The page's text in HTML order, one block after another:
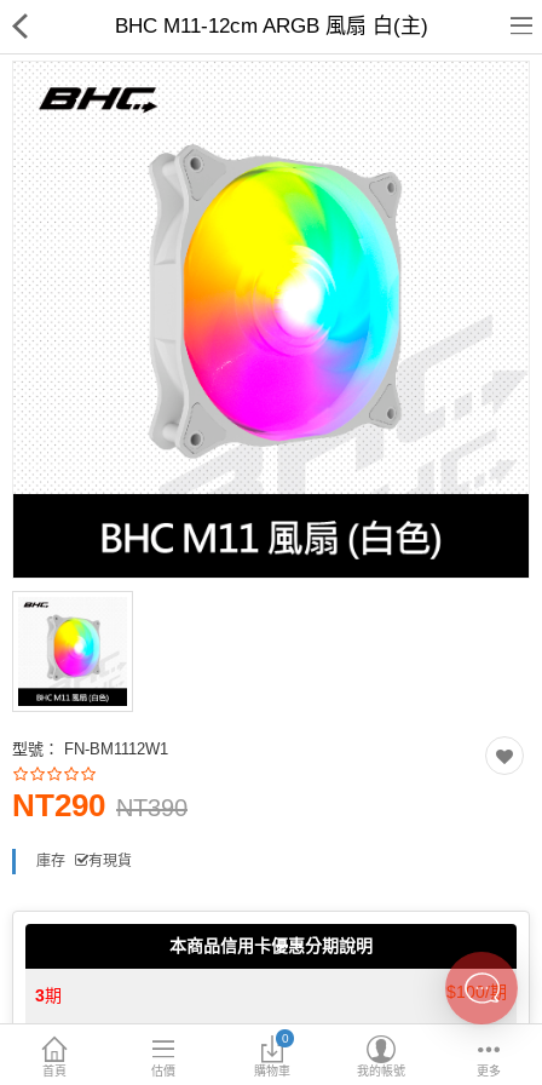
客訂商品
筆電
超值DIY主機
迷你PC專區
華碩品牌桌上型組裝機
處理器
記憶體
INTEL主機板
AMD主機板
2.5 SSD
M.2 SSD
內接式硬碟
外接隨身碟
More Categories
首頁 估價
0
購物車 我的帳號 更多
BHC M11-12cm ARGB 風扇 白(主)
型號： FN-BM1112W1
NT290 NT390
庫存 有現貨
本商品信用卡優惠分期說明
3期 $100/期
6期 $50/期